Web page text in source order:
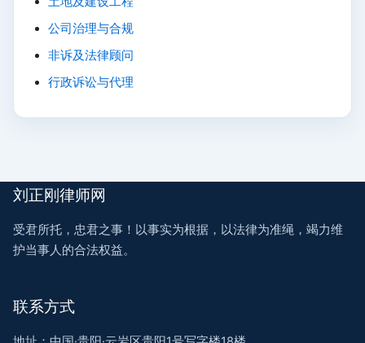
公司治理与合规
非诉及法律顾问
行政诉讼与代理
刘正刚律师网
受君所托，忠君之事！以事实为根据，以法律为准绳，竭力维
护当事人的合法权益。
联系方式